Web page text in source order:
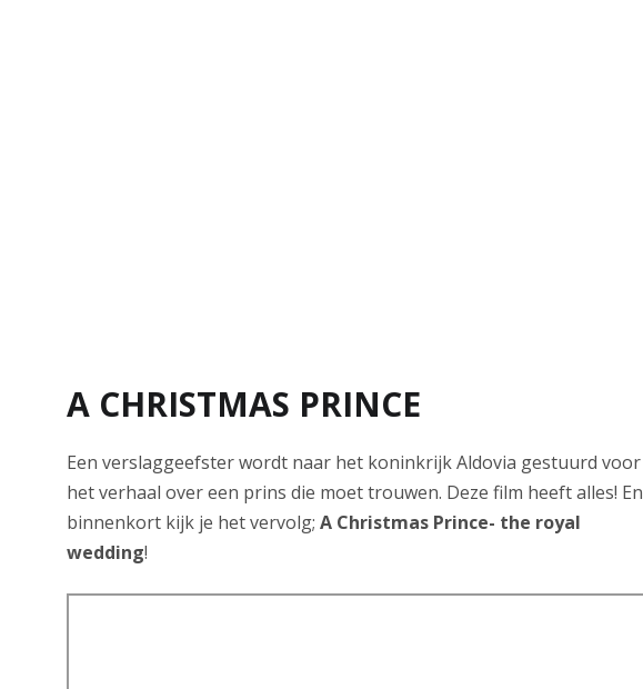
A CHRISTMAS PRINCE
Een verslaggeefster wordt naar het koninkrijk Aldovia gestuurd voor
het verhaal over een prins die moet trouwen. Deze film heeft alles! En
binnenkort kijk je het vervolg; A Christmas Prince- the royal
wedding!